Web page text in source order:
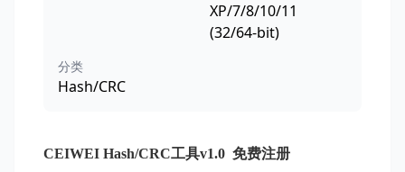
XP/7/8/10/11
(32/64-bit)
分类
Hash/CRC
CEIWEI Hash/CRC工具v1.0 免费注册